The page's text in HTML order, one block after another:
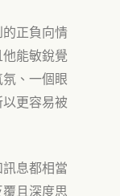
的正負向情
能敏銳覺
氛、 一個眼
以更容易被
息都相當
且深度思